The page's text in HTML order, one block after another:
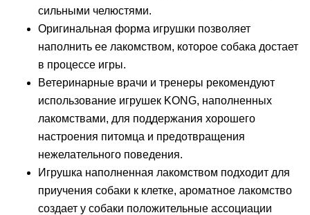
сильными челюстями.
Оригинальная форма игрушки позволяет
наполнить ее лакомством, которое собака достает
в процессе игры.
Ветеринарные врачи и тренеры рекомендуют
использование игрушек KONG, наполненных
лакомствами, для поддержания хорошего
настроения питомца и предотвращения
нежелательного поведения.
Игрушка наполненная лакомством подходит для
приучения собаки к клетке, ароматное лакомство
создает у собаки положительные ассоциации